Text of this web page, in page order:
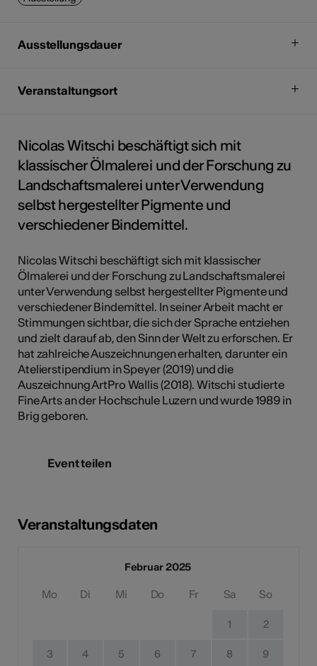
Ausstellungsdauer
Veranstaltungsort
Nicolas Witschi beschäftigt sich mit
klassischer Ölmalerei und der Forschung zu
Landschaftsmalerei unter Verwendung
selbst hergestellter Pigmente und
verschiedener Bindemittel.
Nicolas Witschi beschäftigt sich mit klassischer
Ölmalerei und der Forschung zu Landschaftsmalerei
unter Verwendung selbst hergestellter Pigmente und
verschiedener Bindemittel. In seiner Arbeit macht er
Stimmungen sichtbar, die sich der Sprache entziehen
und zielt darauf ab, den Sinn der Welt zu erforschen. Er
hat zahlreiche Auszeichnungen erhalten, darunter ein
Atelierstipendium in Speyer (2019) und die
Auszeichnung ArtPro Wallis (2018). Witschi studierte
Fine Arts an der Hochschule Luzern und wurde 1989 in
Brig geboren.
Event teilen
Veranstaltungsdaten
Februar 2025
Mo Di Mi Do Fr Sa So
1 2
3 4 5 6 7 8 9